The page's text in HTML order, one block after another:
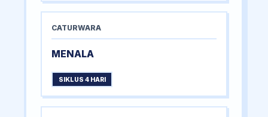
CATURWARA
MENALA
SIKLUS 4 HARI